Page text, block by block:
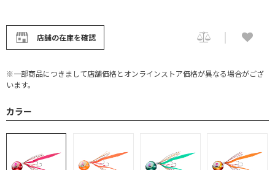
店舗の在庫を確認
※一部商品につきまして店舗価格とオンラインストア価格が異なる場合がござ
います。
カラー